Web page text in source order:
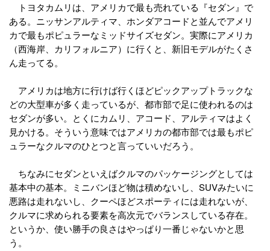
トヨタカムリは、アメリカで最も売れている『セダン』で
ある。ニッサンアルティマ、ホンダアコードと並んでアメリ
カで最もポピュラーなミッドサイズセダン。実際にアメリカ
（西海岸、カリフォルニア）に行くと、新旧モデルがたくさ
ん走ってる。
アメリカは地方に行けば行くほどピックアップトラックな
どの大型車が多く走っているが、都市部で足に使われるのは
セダンが多い。とくにカムリ、アコード、アルティマはよく
見かける。そういう意味ではアメリカの都市部では最もポピ
ュラーなクルマのひとつと言っていいだろう。
ちなみにセダンといえばクルマのパッケージングとしては
基本中の基本。ミニバンほど物は積めないし、SUVみたいに
悪路は走れないし、クーペほどスポーティには走れないが、
クルマに求められる要素を高次元でバランスしている存在。
というか、使い勝手の良さはやっぱり一番じゃないかと思
う。